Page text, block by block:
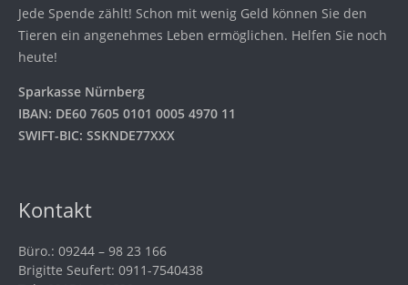
Jede Spende zählt! Schon mit wenig Geld können Sie den
Tieren ein angenehmes Leben ermöglichen. Helfen Sie noch
heute!
Sparkasse Nürnberg
IBAN: DE60 7605 0101 0005 4970 11
SWIFT-BIC: SSKNDE77XXX
Kontakt
Büro.: 09244 – 98 23 166
Brigitte Seufert: 0911-7540438